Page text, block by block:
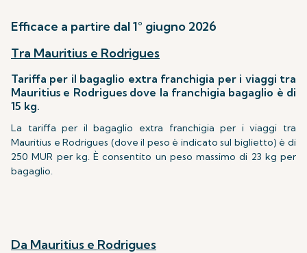
Efficace a partire dal 1° giugno 2026
Tra Mauritius e Rodrigues
Tariffa per il bagaglio extra franchigia per i viaggi tra
Mauritius e Rodrigues dove la franchigia bagaglio è di
15 kg.
La tariffa per il bagaglio extra franchigia per i viaggi tra
Mauritius e Rodrigues (dove il peso è indicato sul biglietto) è di
250 MUR per kg. È consentito un peso massimo di 23 kg per
bagaglio.
Da Mauritius e Rodrigues